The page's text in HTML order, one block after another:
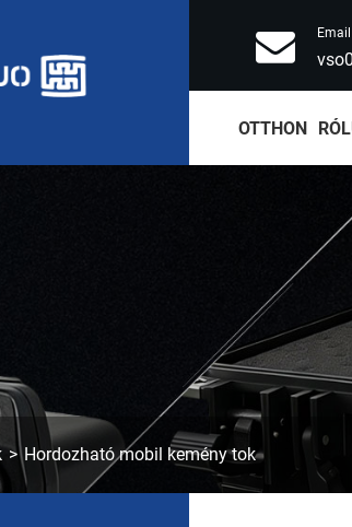
Email
OTTHON
Hordozható mobil kemény tok